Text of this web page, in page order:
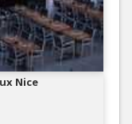
Nice